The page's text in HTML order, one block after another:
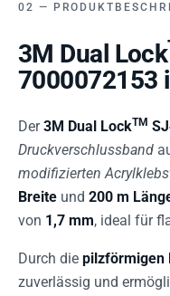
3M Dual Lock
7000072153
Der3M Dual LockTM
Druckverschlussband
modifizierten
Breite und 200 m
von 1,7 mm, ideal für
Durch die pilzförmigen
zuverlässig und